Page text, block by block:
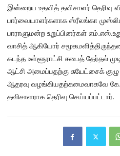
இன்றைய உதவித் தவிசாளர் தெரிவு
பார்வையாளர்களாக ஸ்ரீலங்கா
பாராளுமன்ற உறுப்பினர்கள்
வாசித் ஆகியோர்
கடந்த உள்ளூராட்சி சபைத் தேர்தல்
ஆட்சி அமைப்பதற்கு சுயேட்சைக்
ஆதரவு வழங்கியதற்கமைவாகவே
தவிசாளராக தெரிவு செய்யப்பட்டார்.